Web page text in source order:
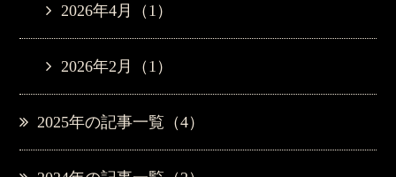
2026年4月（1）
2026年2月（1）
2025年の記事一覧（4）